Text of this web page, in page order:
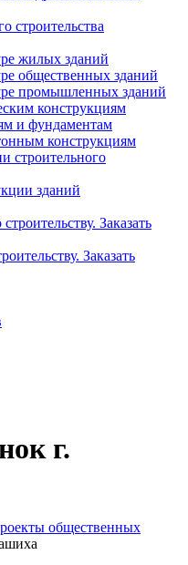
строительства
жилых зданий
общественных зданий
промышленных зданий
конструкциям
и фундаментам
конструкциям
строительного
зданий
Заказать
Заказать
г.
общественных